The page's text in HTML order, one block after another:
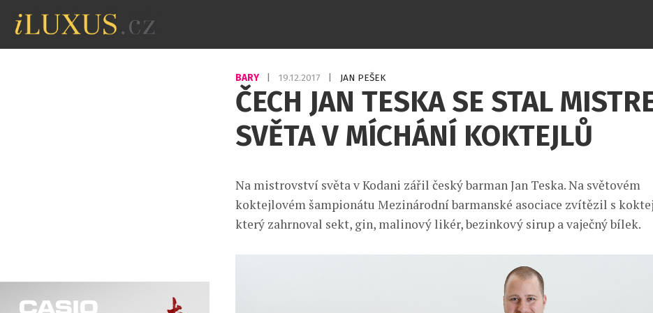
BARY 19.12.2017 JAN PEŠEK
ČECH JAN TESKA SE STAL
SVĚTA V MÍCHÁNÍ KOKTEJLŮ
Na mistrovství světa v Kodani zářil český barman Jan Teska. Na světovém
koktejlovém šampionátu Mezinárodní barmanské asociace zvítězil s
který zahrnoval sekt, gin, malinový likér, bezinkový sirup a vaječný bílek.